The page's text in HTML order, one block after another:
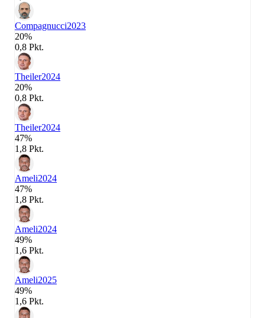
Compagnucci2023
20%
0,8 Pkt.
Theiler2024
20%
0,8 Pkt.
Theiler2024
47%
1,8 Pkt.
Ameli2024
47%
1,8 Pkt.
Ameli2024
49%
1,6 Pkt.
Ameli2025
49%
1,6 Pkt.